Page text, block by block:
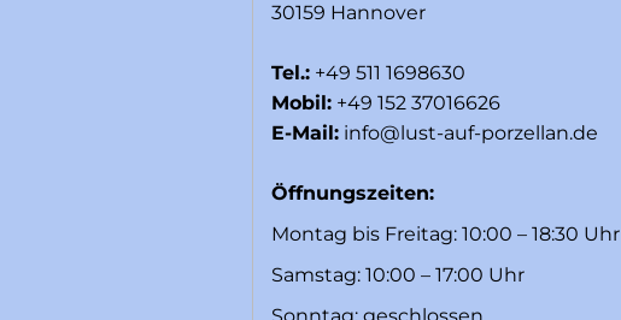
30159 Hannover
Tel.: +49 511 1698630
Mobil: +49 152 37016626
E-Mail: info@lust-auf-porzellan.de
Öffnungszeiten:
Montag bis Freitag: 10:00 – 18:30 Uhr
Samstag: 10:00 – 17:00 Uhr